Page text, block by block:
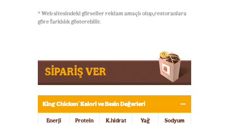
* Web sitesindeki görseller reklam amaçlı olup,restoranlara
göre farklılık gösterebilir.
SİPARİŞ VER
King Chicken®Kalori ve Besin Değerleri
Enerji
Protein
K.hidrat
Yağ
Sodyum